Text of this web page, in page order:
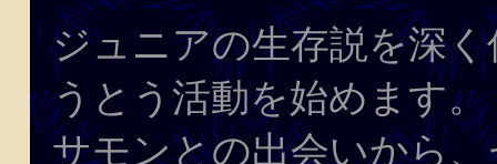
ジュニアの生存説を深
うとう活動を始めます。
サモンとの出会いから